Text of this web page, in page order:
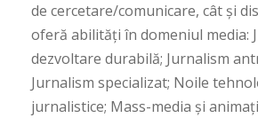
de cercetare/comunicare, cât și
oferă abilități în domeniul media:
dezvoltare durabilă; Jurnalism
Jurnalism specializat; Noile
jurnalistice; Mass-media și